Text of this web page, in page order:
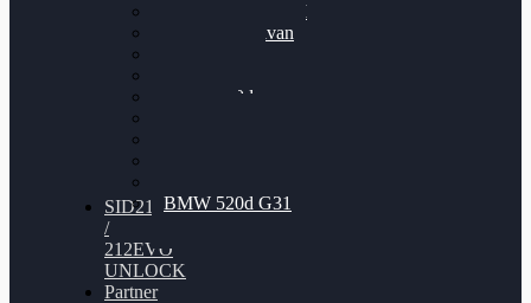
VW Passat 2.0TDI
VW T6 Multivan
BMW 120d
BMW 520d G31
SID212
/
212EVO
UNLOCK
Partner